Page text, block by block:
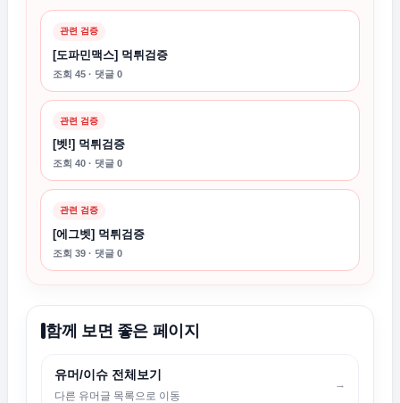
관련 검증
[도파민맥스] 먹튀검증
조회 45 · 댓글 0
관련 검증
[벳!] 먹튀검증
조회 40 · 댓글 0
관련 검증
[에그벳] 먹튀검증
조회 39 · 댓글 0
함께 보면 좋은 페이지
유머/이슈 전체보기
다른 유머글 목록으로 이동
→